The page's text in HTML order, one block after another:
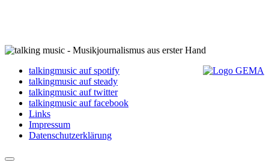
talkingmusic auf spotify
talkingmusic auf steady
talkingmusic auf twitter
talkingmusic auf facebook
Links
Impressum
Datenschutzerklärung